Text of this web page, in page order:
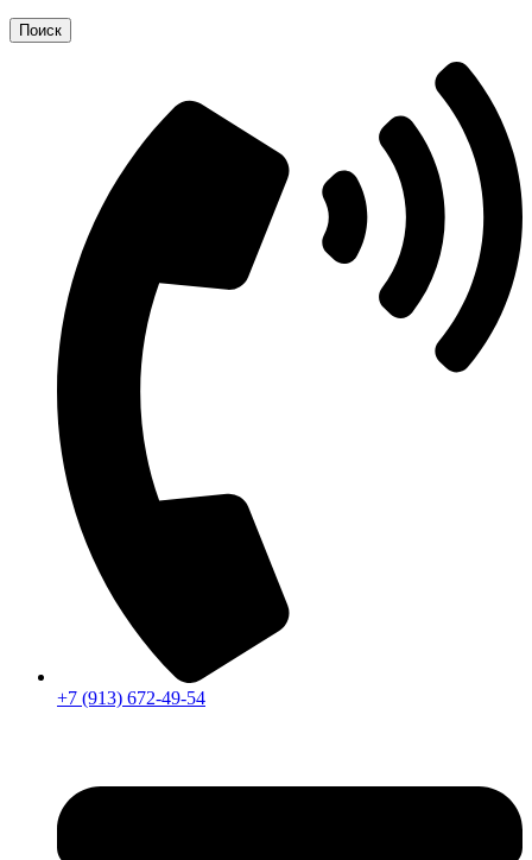
Поиск
+7 (913) 672-49-54